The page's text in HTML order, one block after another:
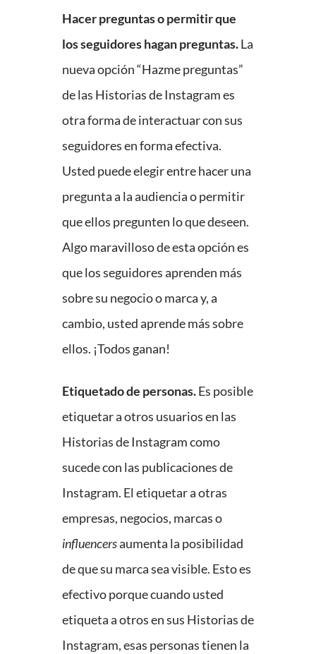
Hacer preguntas o permitir que
los seguidores hagan preguntas.La
nueva opción “Hazme preguntas”
de las Historias de Instagram es
otra forma de interactuar con sus
seguidores en forma efectiva.
Usted puede elegir entre hacer una
pregunta a la audiencia o permitir
que ellos pregunten lo que deseen.
Algo maravilloso de esta opción es
que los seguidores aprenden más
sobre su negocio o marca y, a
cambio, usted aprende más sobre
ellos. ¡Todos ganan!
Etiquetado de personas.Es posible
etiquetar a otros usuarios en las
Historias de Instagram como
sucede con las publicaciones de
Instagram. El etiquetar a otras
empresas, negocios, marcas o
influencersaumenta la posibilidad
de que su marca sea visible. Esto es
efectivo porque cuando usted
etiqueta a otros en sus Historias de
Instagram, esas personas tienen la